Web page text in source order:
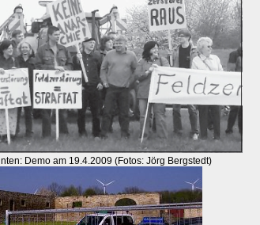
Demo am 19.4.2009 (Fotos: Jörg Bergstedt)